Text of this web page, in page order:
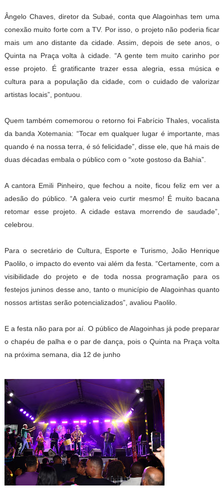
Ângelo Chaves, diretor da Subaé, conta que Alagoinhas tem uma
conexão muito forte com a TV. Por isso, o projeto não poderia ficar
mais um ano distante da cidade. Assim, depois de sete anos, o
Quinta na Praça volta à cidade. “A gente tem muito carinho por
esse projeto. É gratificante trazer essa alegria, essa música e
cultura para a população da cidade, com o cuidado de valorizar
artistas locais”, pontuou.
Quem também comemorou o retorno foi Fabrício Thales, vocalista
da banda Xotemania: “Tocar em qualquer lugar é importante, mas
quando é na nossa terra, é só felicidade”, disse ele, que há mais de
duas décadas embala o público com o “xote gostoso da Bahia”.
A cantora Emili Pinheiro, que fechou a noite, ficou feliz em ver a
adesão do público. “A galera veio curtir mesmo! É muito bacana
retomar esse projeto. A cidade estava morrendo de saudade”,
celebrou.
Para o secretário de Cultura, Esporte e Turismo, João Henrique
Paolilo, o impacto do evento vai além da festa. “Certamente, com a
visibilidade do projeto e de toda nossa programação para os
festejos juninos desse ano, tanto o município de Alagoinhas quanto
nossos artistas serão potencializados”, avaliou Paolilo.
E a festa não para por aí. O público de Alagoinhas já pode preparar
o chapéu de palha e o par de dança, pois o Quinta na Praça volta
na próxima semana, dia 12 de junho